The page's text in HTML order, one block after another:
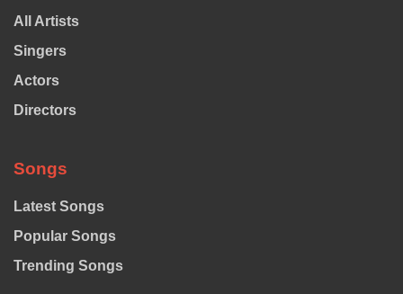
All Artists
Singers
Actors
Directors
Songs
Latest Songs
Popular Songs
Trending Songs